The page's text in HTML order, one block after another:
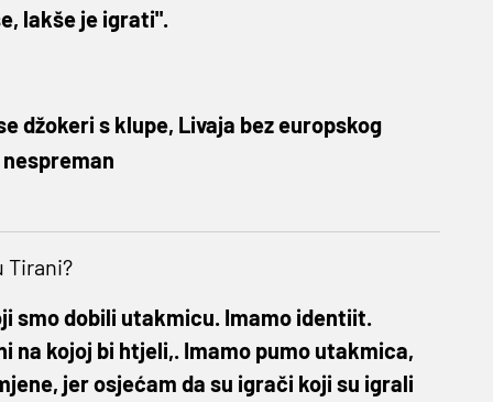
lakše je igrati".
džokeri s klupe, Livaja bez europskog
Tirani?
smo dobili utakmicu. Imamo identiit.
na kojoj bi htjeli,. Imamo pumo utakmica,
jer osjećam da su igrači koji su igrali